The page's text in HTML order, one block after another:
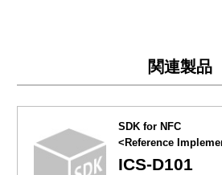
関連製品
SDK for NFC
<Reference
ICS-D101